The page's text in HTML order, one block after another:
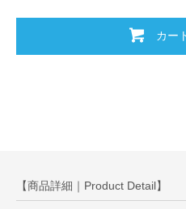
カー
【商品詳細｜Product Detail】